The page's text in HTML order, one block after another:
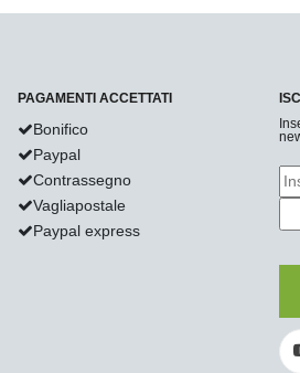
PAGAMENTI ACCETTATI
Bonifico
Paypal
Contrassegno
Vagliapostale
Paypal express